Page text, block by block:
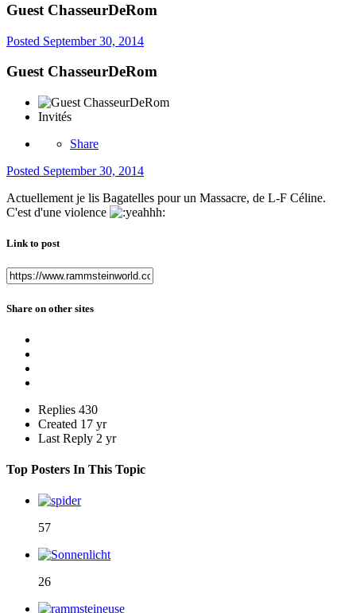
Guest ChasseurDeRom
Posted September 30, 2014
Guest ChasseurDeRom
Invités
Share
Posted September 30, 2014
Actuellement je lis Bagatelles pour un Massacre, de L-F Céline.
C'est d'une violence
Link to post
Share on other sites
Replies 430
Created 17 yr
Last Reply 2 yr
Top Posters In This Topic
57
26